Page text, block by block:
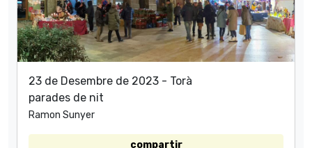
23 de Desembre de 2023 - Torà
parades de nit
Ramon Sunyer
compartir